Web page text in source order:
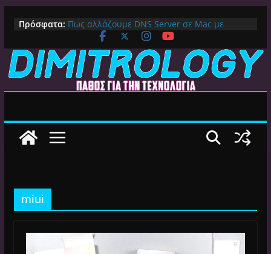
περιεχόμενο
Πρόσφατα: Πως αλλάζουμε DNS Server σε Mac με
MacOS Ventura (Macbook, Mac Mini, iMac,
κλπ)
IPVanish Προσφορά: 83% Έκπτωση στο
Premium VPN – Δες γιατί αξίζει
Alive GR Kodi: Γιατί Δεν Λειτουργεί Πλέον το
Android TV | CX File Explorer, Καθαρισμός
Ο Καλύτερος Launcher για Android TV /
miui